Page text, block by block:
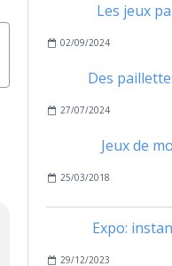
Les jeux
02/09/2024
Des
27/07/2024
Jeux de
25/03/2018
Expo:
29/12/2023